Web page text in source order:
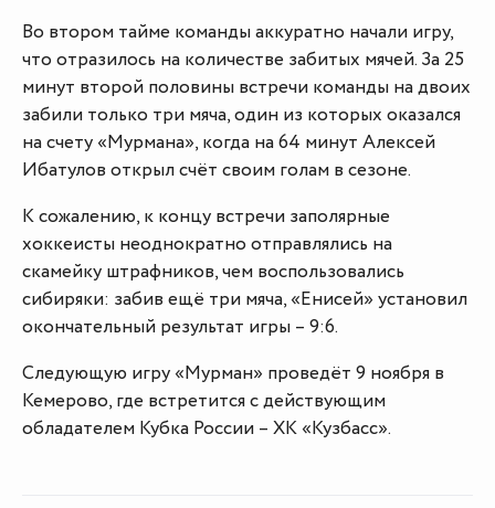
Во втором тайме команды аккуратно начали игру,
что отразилось на количестве забитых мячей. За 25
минут второй половины встречи команды на двоих
забили только три мяча, один из которых оказался
на счету «Мурмана», когда на 64 минут Алексей
Ибатулов открыл счёт своим голам в сезоне.
К сожалению, к концу встречи заполярные
хоккеисты неоднократно отправлялись на
скамейку штрафников, чем воспользовались
сибиряки: забив ещё три мяча, «Енисей» установил
окончательный результат игры – 9:6.
Следующую игру «Мурман» проведёт 9 ноября в
Кемерово, где встретится с действующим
обладателем Кубка России – ХК «Кузбасс».